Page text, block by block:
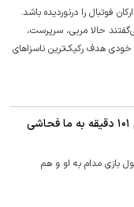
فوتبال را درنوردیده باشد.
حالا مربی، سرپرست،
خودی هدف رکیک‌ترین ناسزاهای
بیرانوند: وقتی تراکتور را می‌بخشند، هواداران هم ۱۰۱ دقیقه به ما فحاشی
بازی مدام به او و هم